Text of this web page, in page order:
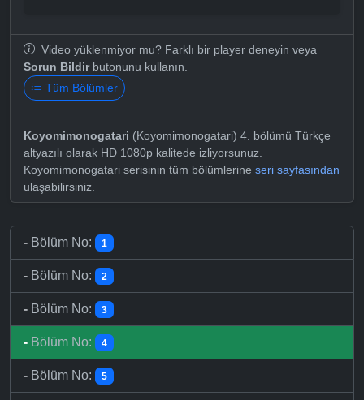
Video yüklenmiyor mu? Farklı bir player deneyin veya
Sorun Bildirbutonunu kullanın.
Tüm Bölümler
Koyomimonogatari (Koyomimonogatari) 4. bölümü Türkçe
altyazılı olarak HD 1080p kalitede izliyorsunuz.
Koyomimonogatari serisinin tüm bölümlerine seri sayfasından
ulaşabilirsiniz.
- Bölüm No: 1
- Bölüm No: 2
- Bölüm No: 3
- Bölüm No: 4
- Bölüm No: 5